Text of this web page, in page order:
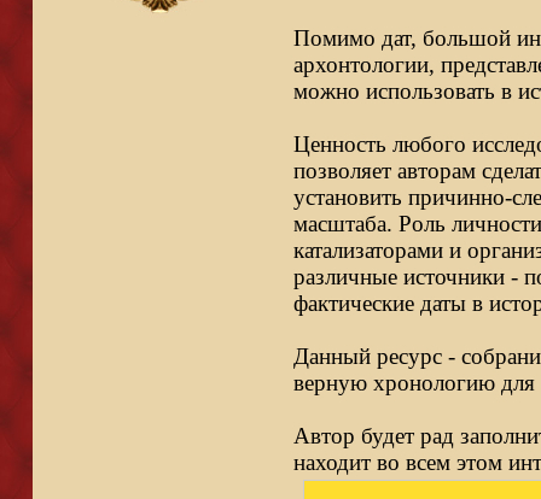
Помимо дат, большой
архонтологии,
можно использовать в
Ценность любого
позволяет авторам
установить причинно-
масштаба. Роль
катализаторами и
различные источники -
фактические даты в
Данный ресурс -
верную хронологию для
Автор будет рад
находит во всем этом